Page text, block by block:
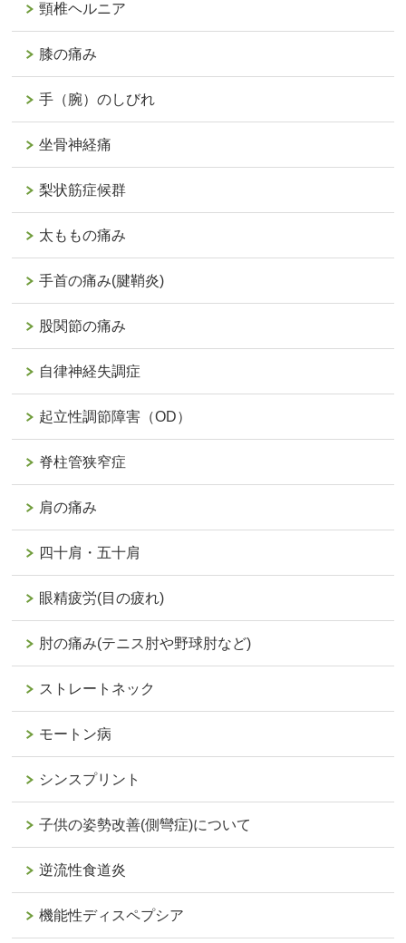
頸椎ヘルニア
膝の痛み
手（腕）のしびれ
坐骨神経痛
梨状筋症候群
太ももの痛み
手首の痛み(腱鞘炎)
股関節の痛み
自律神経失調症
起立性調節障害（OD）
脊柱管狭窄症
肩の痛み
四十肩・五十肩
眼精疲労(目の疲れ)
肘の痛み(テニス肘や野球肘など)
ストレートネック
モートン病
シンスプリント
子供の姿勢改善(側彎症)について
逆流性食道炎
機能性ディスペプシア